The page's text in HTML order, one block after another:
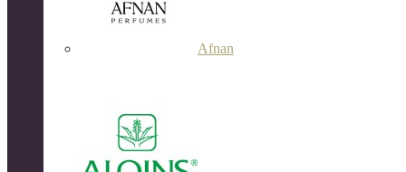
Afnan